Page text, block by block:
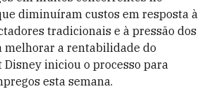
diminuíram custos em resposta à
tradicionais e à pressão dos
melhorar a rentabilidade do
Disney iniciou o processo para
esta semana.